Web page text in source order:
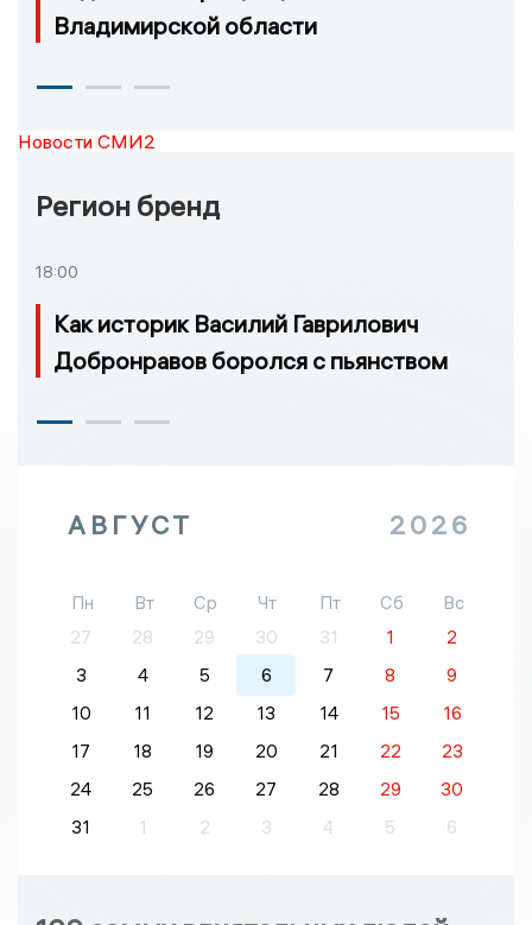
Владимирской области
Новости СМИ2
Регион бренд
18:00
Как историк Василий Гаврилович
Добронравов боролся с пьянством
АВГУСТ 2026
Пн Вт Ср Чт Пт Сб
Вс
27
28 29 30 31 1
2
3
4 5 6 7 8
9
10
11 12 13 14 15
16
17
18 19 20 21 22
23
24
25 26 27 28 29
30
31
1 2 3 4 5 6